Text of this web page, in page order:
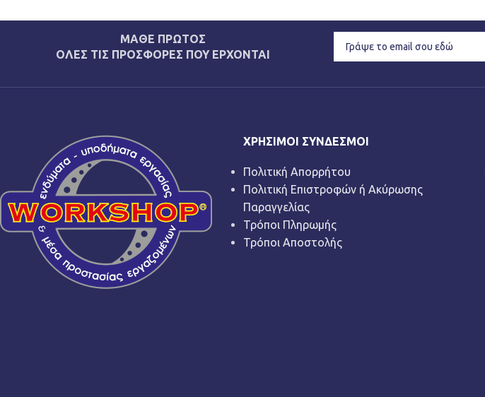
ΜΑΘΕ ΠΡΩΤΟΣ
ΟΛΕΣ ΤΙΣ ΠΡΟΣΦΟΡΕΣ ΠΟΥ ΕΡΧΟΝΤΑΙ
ΧΡΉΣΙΜΟΙ ΣΎΝΔΕΣΜΟΙ
Πολιτική Απορρήτου
Πολιτική Επιστροφών ή Ακύρωσης
Παραγγελίας
Τρόποι Πληρωμής
Τρόποι Αποστολής